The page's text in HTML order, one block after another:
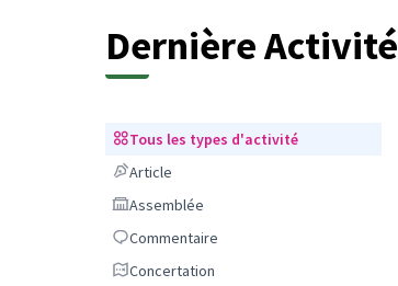
Dernière Activité
Tous les types d'activité
Tous les types d'activité
ArticleArticle
Assemblée
Assemblée
Commentaire
Commentaire
Concertation
Concertation